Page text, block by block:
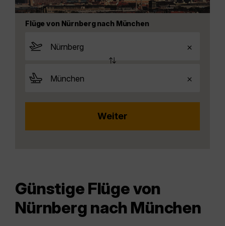
Flüge von Nürnberg nach München
Günstige Flüge von
Nürnberg nach München